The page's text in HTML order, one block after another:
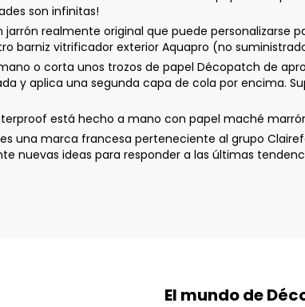
son infinitas!
jarrón realmente original que puede
barniz vitrificador exterior Aquapro (no
mano o corta unos trozos de papel Décopatch de
y aplica una segunda capa de cola por encima.
está hecho a mano con papel maché
es una marca francesa perteneciente al grupo
nuevas ideas para responder a las últimas
El mundo de